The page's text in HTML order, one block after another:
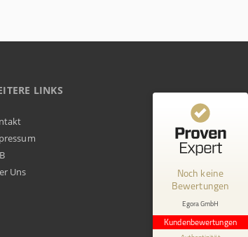
LINKS
Uns
Noch keine
Bewertungen
Egora GmbH
Kundenbewertungen
Kundenbewertungen und Erfahrungen zu
Erfahren Sie mehr über dieses Bewertungssiegel